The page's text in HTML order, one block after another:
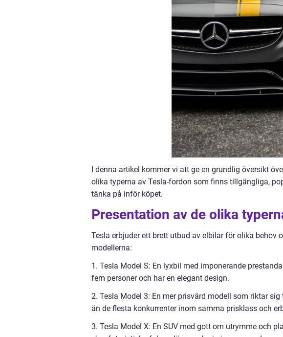
I denna artikel kommer vi att ge en grundlig översikt
olika typerna av Tesla-fordon som finns tillgängliga,
tänka på inför köpet.
Presentation av de olika
Tesla erbjuder ett brett utbud av elbilar för olika behov
modellerna:
1. Tesla Model S: En lyxbil med imponerande
fem personer och har en elegant design.
2. Tesla Model 3: En mer prisvärd modell som riktar
än de flesta konkurrenter inom samma prisklass och
3. Tesla Model X: En SUV med gott om utrymme och